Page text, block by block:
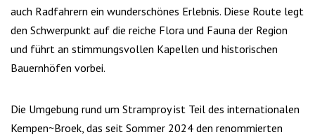
auch Radfahrern ein wunderschönes Erlebnis. Diese Route legt
den Schwerpunkt auf die reiche Flora und Fauna der Region
und führt an stimmungsvollen Kapellen und historischen
Bauernhöfen vorbei.
Die Umgebung rund um Stramproy ist Teil des internationalen
Kempen~Broek, das seit Sommer 2024 den renommierten